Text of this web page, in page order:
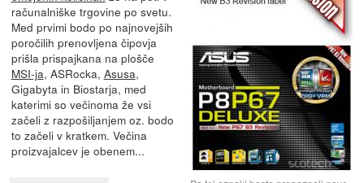
računalniške trgovine po svetu.
Med prvimi bodo po najnovejših
poročilih prenovljena čipovja
prišla prispajkana na plošče
MSI-ja, ASRocka, Asusa,
Gigabyta in Biostarja, med
katerimi so večinoma že vsi
začeli z razpošiljanjem oz. bodo
to začeli v kratkem. Večina
proizvajalcev je obenem...